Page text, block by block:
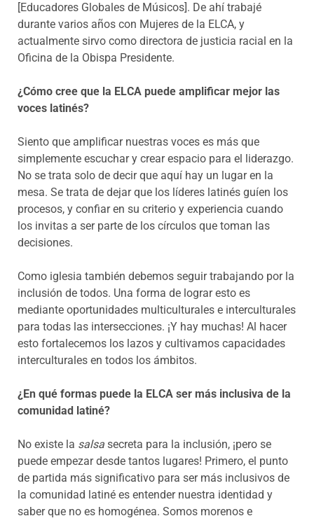
[Educadores Globales de Músicos]. De ahí trabajé
durante varios años con Mujeres de la ELCA, y
actualmente sirvo como directora de justicia racial en la
Oficina de la Obispa Presidente.
¿Cómo cree que la ELCA puede amplificar mejor las
voces latinés?
Siento que amplificar nuestras voces es más que
simplemente escuchar y crear espacio para el liderazgo.
No se trata solo de decir que aquí hay un lugar en la
mesa. Se trata de dejar que los líderes latinés guíen los
procesos, y confiar en su criterio y experiencia cuando
los invitas a ser parte de los círculos que toman las
decisiones.
Como iglesia también debemos seguir trabajando por la
inclusión de todos. Una forma de lograr esto es
mediante oportunidades multiculturales e interculturales
para todas las intersecciones. ¡Y hay muchas! Al hacer
esto fortalecemos los lazos y cultivamos capacidades
interculturales en todos los ámbitos.
¿En qué formas puede la ELCA ser más inclusiva de la
comunidad latiné?
No existe la salsa secreta para la inclusión, ¡pero se
puede empezar desde tantos lugares! Primero, el punto
de partida más significativo para ser más inclusivos de
la comunidad latiné es entender nuestra identidad y
saber que no es homogénea. Somos morenos e